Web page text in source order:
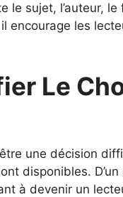
le sujet, l’auteur,
encourage les
Le
une décision
disponibles. D’un
à devenir un